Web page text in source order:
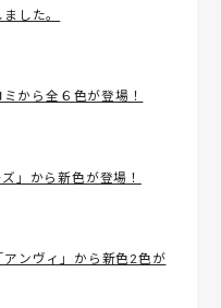
した。
から全６色が登場！
」から新色が登場！
ンヴィ」から新色2色が